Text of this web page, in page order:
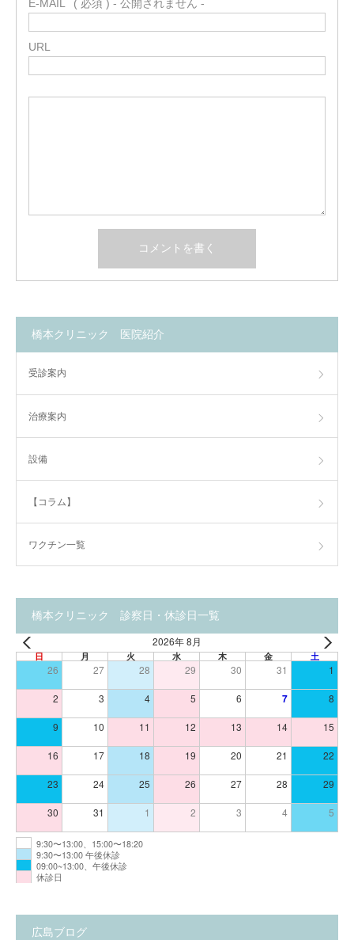
E-MAIL ( 必須 ) - 公開されません -
URL
橋本クリニック 医院紹介
受診案内
治療案内
設備
【コラム】
ワクチン一覧
橋本クリニック 診察日・休診日一覧
2026年 8月
日 月 火 水 木 金 土
26 27 28 29 30 31 1
2 3 4 5 6 7 8
9 10 11 12 13 14 15
16 17 18 19 20 21 22
23 24 25 26 27 28 29
30 31 1 2 3 4 5
9:30〜13:00、15:00〜18:20
9:30〜13:00 午後休診
09:00~13:00、午後休診
休診日
広島ブログ